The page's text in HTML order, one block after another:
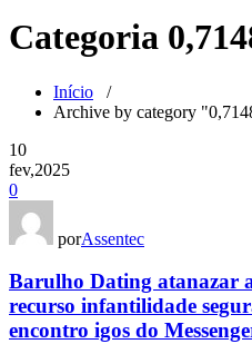
Categoria
Início /
Archive by category
10
fev,2025
0
porAssentec
Barulho Dating atanazar
recurso infantilidade
encontro igos do